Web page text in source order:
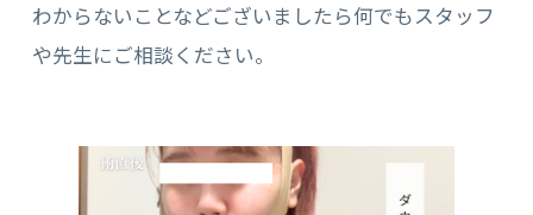
わからないことなどございましたら何でもスタッフ
や先生にご相談ください。